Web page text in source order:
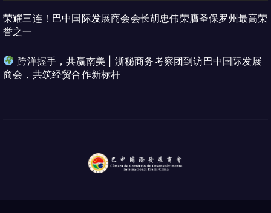
荣耀三连！巴中国际发展商会会长胡忠伟荣膺圣保罗州最高荣
誉之一
跨洋握手，共赢南美 | 浙秘商务考察团到访巴中国际发展
商会，共筑经贸合作新标杆